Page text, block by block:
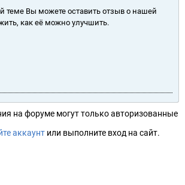
теме Вы можете оставить отзыв о нашей
как её можно улучшить.
на форуме могут только авторизованные
аккаунт или выполните вход на сайт.